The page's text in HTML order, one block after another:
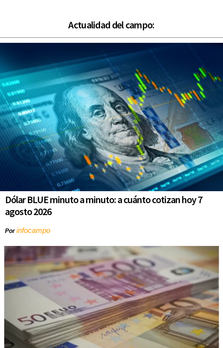
Actualidad del campo:
Dólar BLUE minuto a minuto: a cuánto cotizan hoy 7
agosto 2026
Porinfocampo